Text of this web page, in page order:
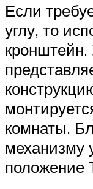
Если
углу, то
кронштейн.
комнаты.
механизму
положение